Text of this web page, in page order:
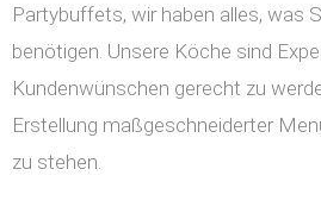
Partybuffets, wir haben alles, was
benötigen. Unsere Köche sind
Kundenwünschen gerecht zu
Erstellung maßgeschneiderter
zu stehen.